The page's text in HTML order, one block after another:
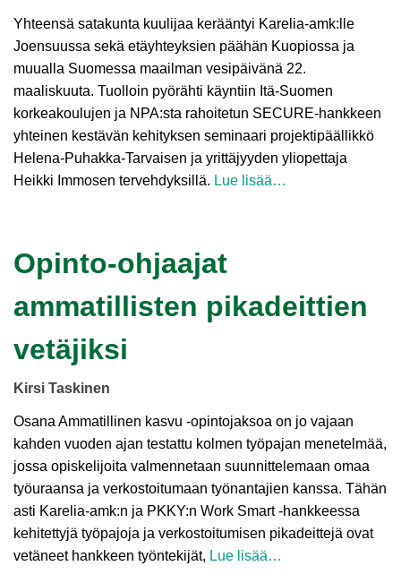
Yhteensä satakunta kuulijaa kerääntyi Karelia-amk:lle
Joensuussa sekä etäyhteyksien päähän Kuopiossa ja
muualla Suomessa maailman vesipäivänä 22.
maaliskuuta. Tuolloin pyörähti käyntiin Itä-Suomen
korkeakoulujen ja NPA:sta rahoitetun SECURE-hankkeen
yhteinen kestävän kehityksen seminaari projektipäällikkö
Helena-Puhakka-Tarvaisen ja yrittäjyyden yliopettaja
Heikki Immosen tervehdyksillä. Lue lisää…
Opinto-ohjaajat
ammatillisten pikadeittien
vetäjiksi
Kirsi Taskinen
Osana Ammatillinen kasvu -opintojaksoa on jo vajaan
kahden vuoden ajan testattu kolmen työpajan menetelmää,
jossa opiskelijoita valmennetaan suunnittelemaan omaa
työuraansa ja verkostoitumaan työnantajien kanssa. Tähän
asti Karelia-amk:n ja PKKY:n Work Smart -hankkeessa
kehitettyjä työpajoja ja verkostoitumisen pikadeittejä ovat
vetäneet hankkeen työntekijät, Lue lisää…